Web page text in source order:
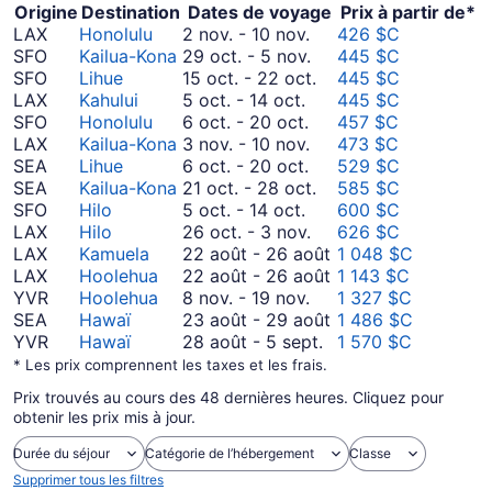
Origine Destination Dates de voyage Prix à partir de*
LAX
Honolulu 2 nov. - 10 nov. Du novembre
2
au novembre
426 $C
SFO
Kailua-Kona 29 oct. - 5 nov. Du octobre
29
au novembre
445 $C
SFO
Lihue 15 oct. - 22 oct. Du octobre
au octobre
445 $C
LAX
Kahului 5 oct. - 14 oct. Du octobre
5
au octobre
14
445 $C
SFO
Honolulu 6 oct. - 20 oct. Du octobre
6
au octobre
20
457 $C
LAX
Kailua-Kona 3 nov. - 10 nov. Du novembre
au novembre
473 $C
SEA
Lihue 6 oct. - 20 oct. Du octobre
6
au octobre
20
529 $C
SEA
Kailua-Kona 21 oct. - 28 oct. Du octobre
au octobre
28
585 $C
SFO
Hilo 5 oct. - 14 oct. Du octobre
5
au octobre
14
600 $C
LAX
Hilo 26 oct. - 3 nov. Du octobre
26
au novembre
626 $C
LAX
Kamuela 22 août - 26 août Du août
22
au août
26
1 048 $C
LAX
Hoolehua 22 août - 26 août Du août
22
au août
26
1 143 $C
YVR
Hoolehua 8 nov. - 19 nov. Du novembre
8
au novembre
19
1 327 $C
SEA
Hawaï 23 août - 29 août Du août
23
1 486 $C
YVR
Hawaï 28 août - 5 sept. Du août
28
5
1 570 $C
* Les prix comprennent les taxes et les frais.
Prix trouvés au cours des 48 dernières heures. Cliquez pour
obtenir les prix mis à jour.
Durée du séjour Catégorie de l’hébergement
Classe
Supprimer tous les filtres